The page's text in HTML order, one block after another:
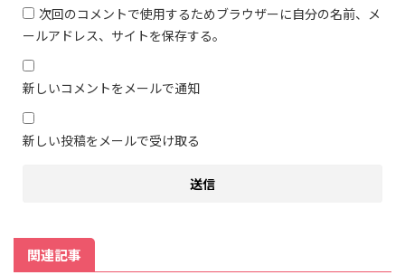
次回のコメントで使用するためブラウザーに自分の名前、メ
ールアドレス、サイトを保存する。
新しいコメントをメールで通知
新しい投稿をメールで受け取る
関連記事